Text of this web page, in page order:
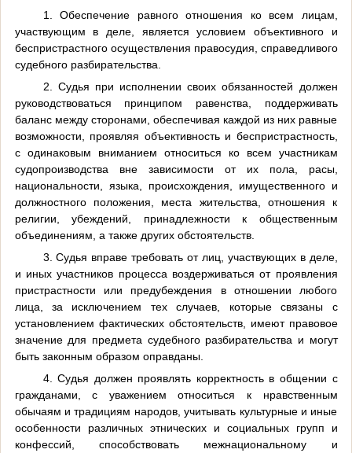
1. Обеспечение равного отношения ко всем лицам,
участвующим в деле, является условием объективного и
беспристрастного осуществления правосудия, справедливого
судебного разбирательства.
2. Судья при исполнении своих обязанностей должен
руководствоваться принципом равенства, поддерживать
баланс между сторонами, обеспечивая каждой из них равные
возможности, проявляя объективность и беспристрастность,
с одинаковым вниманием относиться ко всем участникам
судопроизводства вне зависимости от их пола, расы,
национальности, языка, происхождения, имущественного и
должностного положения, места жительства, отношения к
религии, убеждений, принадлежности к общественным
объединениям, а также других обстоятельств.
3. Судья вправе требовать от лиц, участвующих в деле,
и иных участников процесса воздерживаться от проявления
пристрастности или предубеждения в отношении любого
лица, за исключением тех случаев, которые связаны с
установлением фактических обстоятельств, имеют правовое
значение для предмета судебного разбирательства и могут
быть законным образом оправданы.
4. Судья должен проявлять корректность в общении с
гражданами, с уважением относиться к нравственным
обычаям и традициям народов, учитывать культурные и иные
особенности различных этнических и социальных групп и
конфессий, способствовать межнациональному и